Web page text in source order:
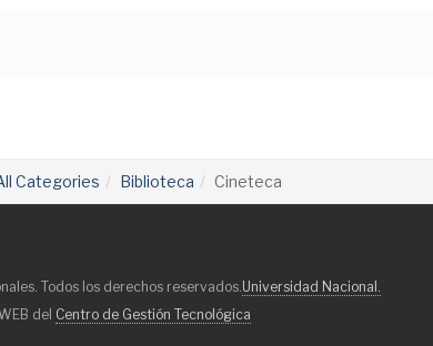
Categories Biblioteca Cineteca
Todos los derechos reservados.Universidad Nacional.
del Centro de Gestión Tecnológica